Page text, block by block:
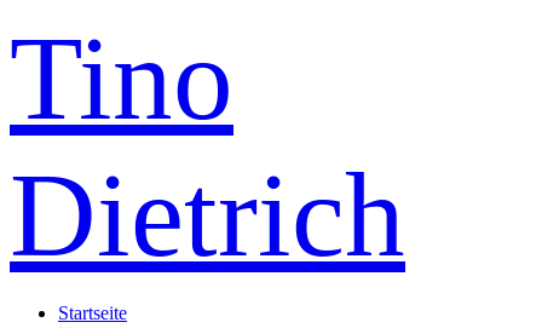
Tino
Dietrich
Startseite